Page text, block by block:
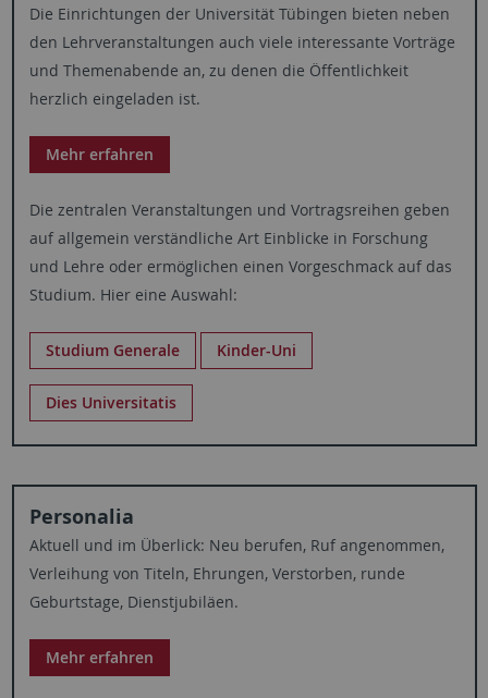
Die Einrichtungen der Universität Tübingen bieten neben
den Lehrveranstaltungen auch viele interessante Vorträge
und Themenabende an, zu denen die Öffentlichkeit
herzlich eingeladen ist.
Mehr erfahren
Die zentralen Veranstaltungen und Vortragsreihen geben
auf allgemein verständliche Art Einblicke in Forschung
und Lehre oder ermöglichen einen Vorgeschmack auf das
Studium. Hier eine Auswahl:
Studium Generale Kinder-Uni
Dies Universitatis
Personalia
Aktuell und im Überlick: Neu berufen, Ruf angenommen,
Verleihung von Titeln, Ehrungen, Verstorben, runde
Geburtstage, Dienstjubiläen.
Mehr erfahren